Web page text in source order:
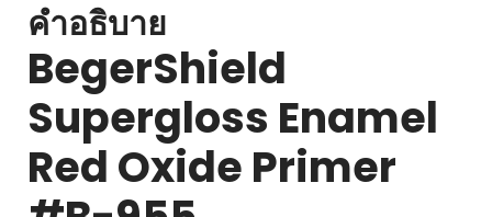
คำอธิบาย
BegerShield
Supergloss Enamel
Red Oxide Primer